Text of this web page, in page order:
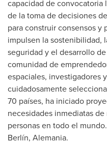
capacidad de convocatoria
de la toma de decisiones
para construir consensos
impulsen la sostenibilidad,
seguridad y el desarrollo
comunidad de
espaciales, investigadores
cuidadosamente
70 países, ha iniciado
necesidades inmediatas
personas en todo el
Berlín, Alemania.